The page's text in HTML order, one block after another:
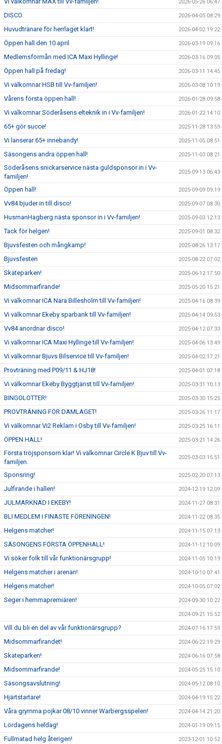
2026-05-26 06:47
DISCO 2026-04-05 08:29
Huvudtränare för herrlaget klart! 2026-04-02 19:22
Öppen hall den 10 april 2026-03-19 09:16
Medlemsförmån med ICA Maxi Hyllinge! 2026-03-16 09:05
Öppen hall på fredag! 2026-03-11 14:45
Vi välkomnar HSB till Vv-familjen! 2026-03-08 10:19
Vårens första öppen hall! 2026-01-28 09:58
Vi välkomnar Söderåsens elteknik in i Vv-familjen! 2026-01-22 14:10
65+ gör succe! 2025-11-28 13:59
Vi lanserar 65+ innebandy! 2025-11-05 08:51
Säsongens andra öppen hall! 2025-11-03 08:21
Söderåsens snickarservice nästa guldsponsor in i Vv-
familjen!
2025-09-13 06:43
Öppen hall! 2025-09-09 09:19
Vv84 bjuder in till disco! 2025-09-07 08:30
HusmanHagberg nästa sponsor in i Vv-familjen! 2025-09-03 12:13
Tack för helgen! 2025-09-01 08:32
Bjuvsfesten och mångkamp! 2025-08-26 13:17
Bjuvsfesten 2025-08-22 07:02
Skateparken! 2025-06-12 17:50
Midsommarfirande! 2025-05-20 15:21
Vi välkomnar ICA Nära Billesholm till Vv-familjen! 2025-04-16 08:39
Vi välkomnar Ekeby sparbank till Vv-familjen! 2025-04-14 09:53
Vv84 anordnar disco! 2025-04-12 07:33
Vi välkomnar ICA Maxi Hyllinge till Vv-familjen! 2025-04-06 13:49
Vi välkomnar Bjuvs Bilservice till Vv-familjen! 2025-04-02 17:21
Provträning med P09/11 & HJ18! 2025-04-01 07:18
Vi välkomnar Ekeby Byggtjänst till Vv-familjen! 2025-03-31 10:13
BINGOLOTTER! 2025-03-30 15:25
PROVTRÄNING FÖR DAMLAGET! 2025-03-26 11:17
Vi välkomnar Vi2 Reklam i Osby till Vv-familjen! 2025-03-25 16:11
ÖPPEN HALL! 2025-03-21 14:26
Första tröjsponsorn klar! Vi välkomnar Circle K Bjuv till Vv-
familjen.
2025-03-03 15:51
Sponsring! 2025-02-20 07:13
Julfirande i hallen! 2024-12-19 12:09
JULMARKNAD I EKEBY! 2024-11-27 08:31
BLI MEDLEM I FINASTE FÖRENINGEN! 2024-11-22 08:35
Helgens matcher! 2024-11-15 07:13
SÄSONGENS FÖRSTA ÖPPENHALL! 2024-11-12 10:09
Vi söker folk till vår funktionärsgrupp! 2024-11-05 10:19
Helgens matcher i arenan! 2024-10-10 07:41
Helgens matcher! 2024-10-05 07:02
Seger i hemmapremiären! 2024-09-30 10:22
2024-09-21 15:52
Vill du bli en del av vår funktionärsgrupp? 2024-07-16 17:59
Midsommarfirandet! 2024-06-22 19:29
Skateparken! 2024-06-16 07:58
Midsommarfirande! 2024-05-25 15:10
Säsongsavslutning! 2024-05-12 08:10
Hjärtstartare! 2024-04-19 15:22
Våra grymma pojkar 08/10 vinner Warbergsspelen! 2024-04-14 21:20
Lördagens heldag! 2024-01-19 09:15
Fullmatad helg återigen! 2023-12-01 10:52